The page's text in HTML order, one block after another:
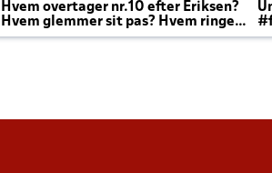
Hvem overtager nr.10 efter Eriksen?
Hvem glemmer sit pas? Hvem ringer
Joachim altid til efter kampe?